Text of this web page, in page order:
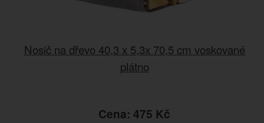
Nosič na dřevo 40,3 x 5,3x 70,5 cm voskované
plátno
Cena: 475 Kč